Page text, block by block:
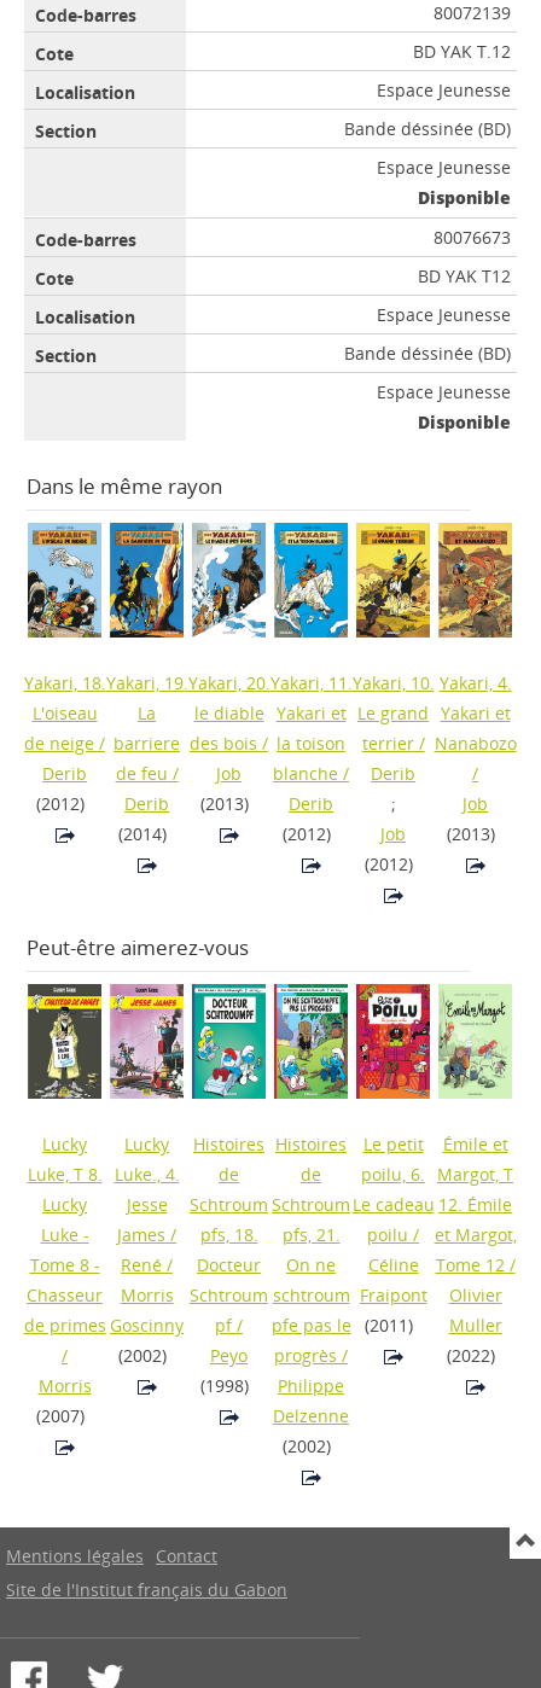
80072139
BD YAK T.12
Espace Jeunesse
Bande déssinée (BD)
Espace Jeunesse
Disponible
80076673
BD YAK T12
Espace Jeunesse
Bande déssinée (BD)
Espace Jeunesse
Disponible
Dans le même rayon
Yakari, 18.
L'oiseau
de neige /
Derib
(2012)
Yakari, 19.
La
barriere
de feu /
Derib
(2014)
Yakari, 20.
le diable
des bois /
Job
(2013)
Yakari, 11.
Yakari et
la toison
blanche /
Derib
(2012)
Yakari, 10.
Le grand
terrier/
Derib
;
Job
(2012)
Yakari, 4.
Yakari et
Nanabozo
/
Job
(2013)
Peut-être aimerez-vous
Lucky
Luke, T 8.
Lucky
Luke -
Tome 8 -
Chasseur
de primes
/
Morris
(2007)
Lucky
Luke., 4.
Jesse
James /
René /
Morris
Goscinny
(2002)
Histoires
de
Schtroum
pfs, 18.
Docteur
Schtroum
pf/
Peyo
(1998)
Histoires
de
Schtroum
pfs, 21.
On ne
schtroum
pfe pas le
progrès /
Philippe
Delzenne
(2002)
Le petit
poilu, 6.
Le cadeau
poilu /
Céline
Fraipont
(2011)
Émile et
Margot, T
12. Émile
et Margot,
Tome 12/
Olivier
Muller
(2022)
Mentions légales
Contact
Site de l'Institut français du Gabon